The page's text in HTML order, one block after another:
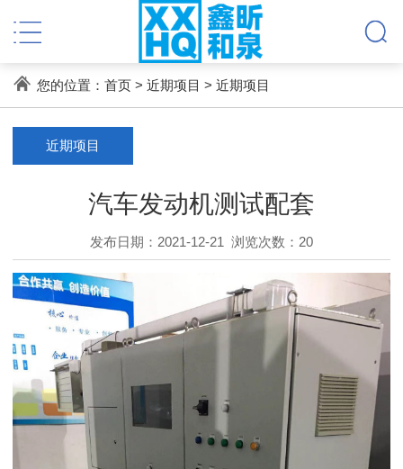
您的位置： 首页> 近期项目 > 近期项目
近期项目
汽车发动机测试配套
发布日期：2021-12-21 浏览次数： 20